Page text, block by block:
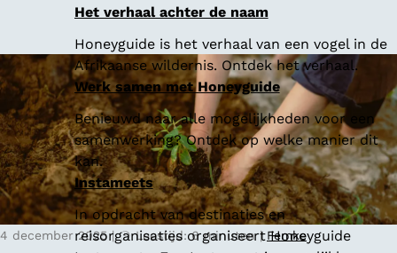
Het verhaal achter de naam
Honeyguide is het verhaal van een vogel in de
Afrikaanse wildernis. Ontdek het verhaal.
Werk samen met Honeyguide
Benieuwd naar alle mogelijkheden voor een
samenwerking? Ontdek op welke manier dit
kan.
Instameets
In opdracht van destinaties en
reisorganisaties organiseert Honeyguide
e
n
s
v
a
n
2
0
4 december 2025 | Leestijd: 6 minuten | Femke